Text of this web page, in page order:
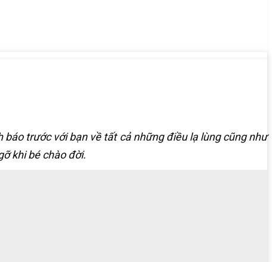
trước với bạn về tất cả những điều lạ lùng cũng như
khi bé chào đời.